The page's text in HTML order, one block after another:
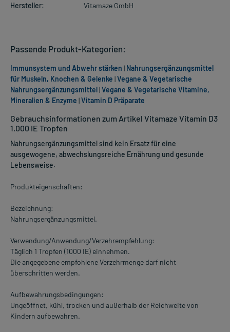
Hersteller:
Vitamaze GmbH
Gebrauchsinformationen zum Artikel Vitamaze Vitamin D3
1.000 IE Tropfen
Nahrungsergänzungsmittel sind kein Ersatz für eine
ausgewogene, abwechslungsreiche Ernährung und gesunde
Lebensweise.
Produkteigenschaften:
Bezeichnung:
Nahrungsergänzungsmittel.
Verwendung/Anwendung/Verzehrempfehlung:
Täglich 1 Tropfen (1000 IE) einnehmen.
Die angegebene empfohlene Verzehrmenge darf nicht
überschritten werden.
Aufbewahrungsbedingungen:
Ungeöffnet, kühl, trocken und außerhalb der Reichweite von
Kindern aufbewahren.
Passende Produkt-Kategorien:
Immunsystem und Abwehr stärken | Nahrungsergänzungsmittel
für Muskeln, Knochen & Gelenke |Vegane & Vegetarische
Nahrungsergänzungsmittel|Vegane & Vegetarische Vitamine,
Mineralien & Enzyme |Vitamin D Präparate